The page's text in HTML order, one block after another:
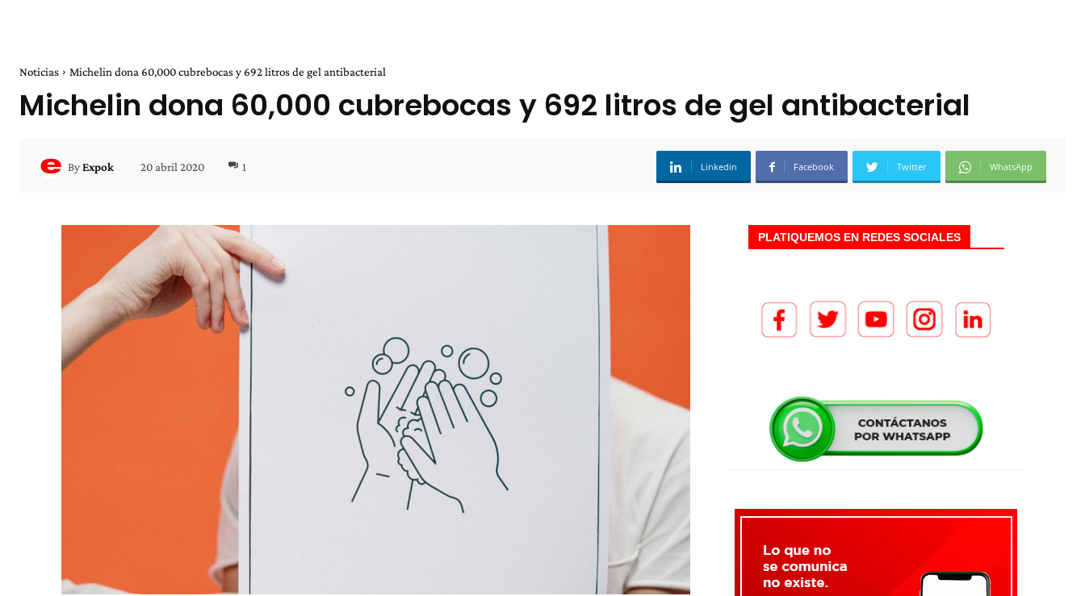
Noticias Michelin dona 60,000 cubrebocas y 692 litros de gel antibacterial
Michelin dona 60,000 cubrebocas y 692 litros de gel antibacterial
ByExpok 20 abril 2020 1 Linkedin Facebook Twitter WhatsApp
PLATIQUEMOS EN REDES SOCIALES